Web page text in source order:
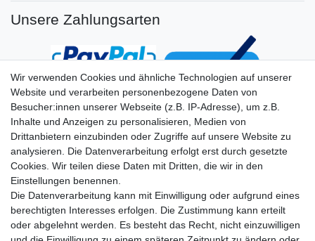
Unsere Zahlungsarten
Wir verwenden Cookies und ähnliche Technologien auf unserer
Website und verarbeiten personenbezogene Daten von
Besucher:innen unserer Webseite (z.B. IP-Adresse), um z.B.
Inhalte und Anzeigen zu personalisieren, Medien von
Drittanbietern einzubinden oder Zugriffe auf unsere Website zu
analysieren. Die Datenverarbeitung erfolgt erst durch gesetzte
Cookies. Wir teilen diese Daten mit Dritten, die wir in den
Einstellungen benennen.
Die Datenverarbeitung kann mit Einwilligung oder aufgrund eines
berechtigten Interesses erfolgen. Die Zustimmung kann erteilt
oder abgelehnt werden. Es besteht das Recht, nicht einzuwilligen